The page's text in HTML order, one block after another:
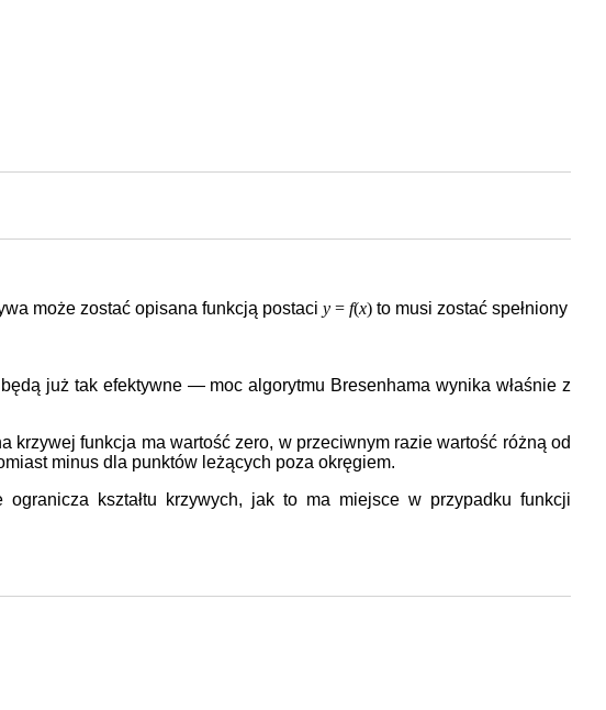
może zostać opisana funkcją postaci y = f(x) to musi zostać spełniony
już tak efektywne — moc algorytmu Bresenhama wynika właśnie z
funkcja ma wartość zero, w przeciwnym razie wartość różną od
minus dla punktów leżących poza okręgiem.
kształtu krzywych, jak to ma miejsce w przypadku funkcji